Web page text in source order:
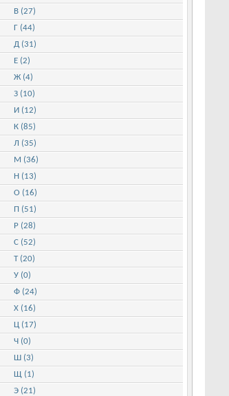
В (27)
Г (44)
Д (31)
Е (2)
Ж (4)
З (10)
И (12)
К (85)
Л (35)
М (36)
Н (13)
О (16)
П (51)
Р (28)
С (52)
Т (20)
У (0)
Ф (24)
Х (16)
Ц (17)
Ч (0)
Ш (3)
Щ (1)
Э (21)